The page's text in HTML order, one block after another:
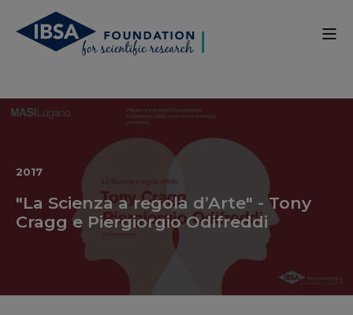
2017
"La Scienza a regola d’Arte" - Tony
Cragg e Piergiorgio Odifreddi